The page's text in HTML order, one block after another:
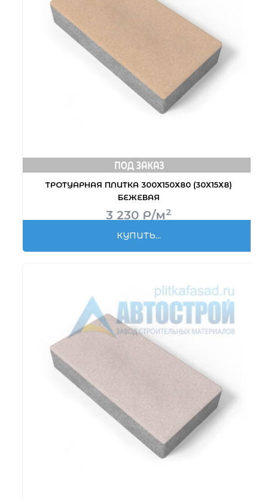
ТРОТУАРНАЯ ПЛИТКА 300Х150Х80 (30Х15Х8)
БЕЖЕВАЯ
3 230 Р/м2
КУПИТЬ...